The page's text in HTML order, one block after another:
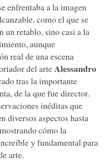
enfrentaba a la imagen
como el que se
un retablo, sino casi a la
aunque
real de una escena
del arteAlessandro
tras la importante
de la que fue director.
inéditas que
diversos aspectos hasta
cómo la
y fundamental para
arte.